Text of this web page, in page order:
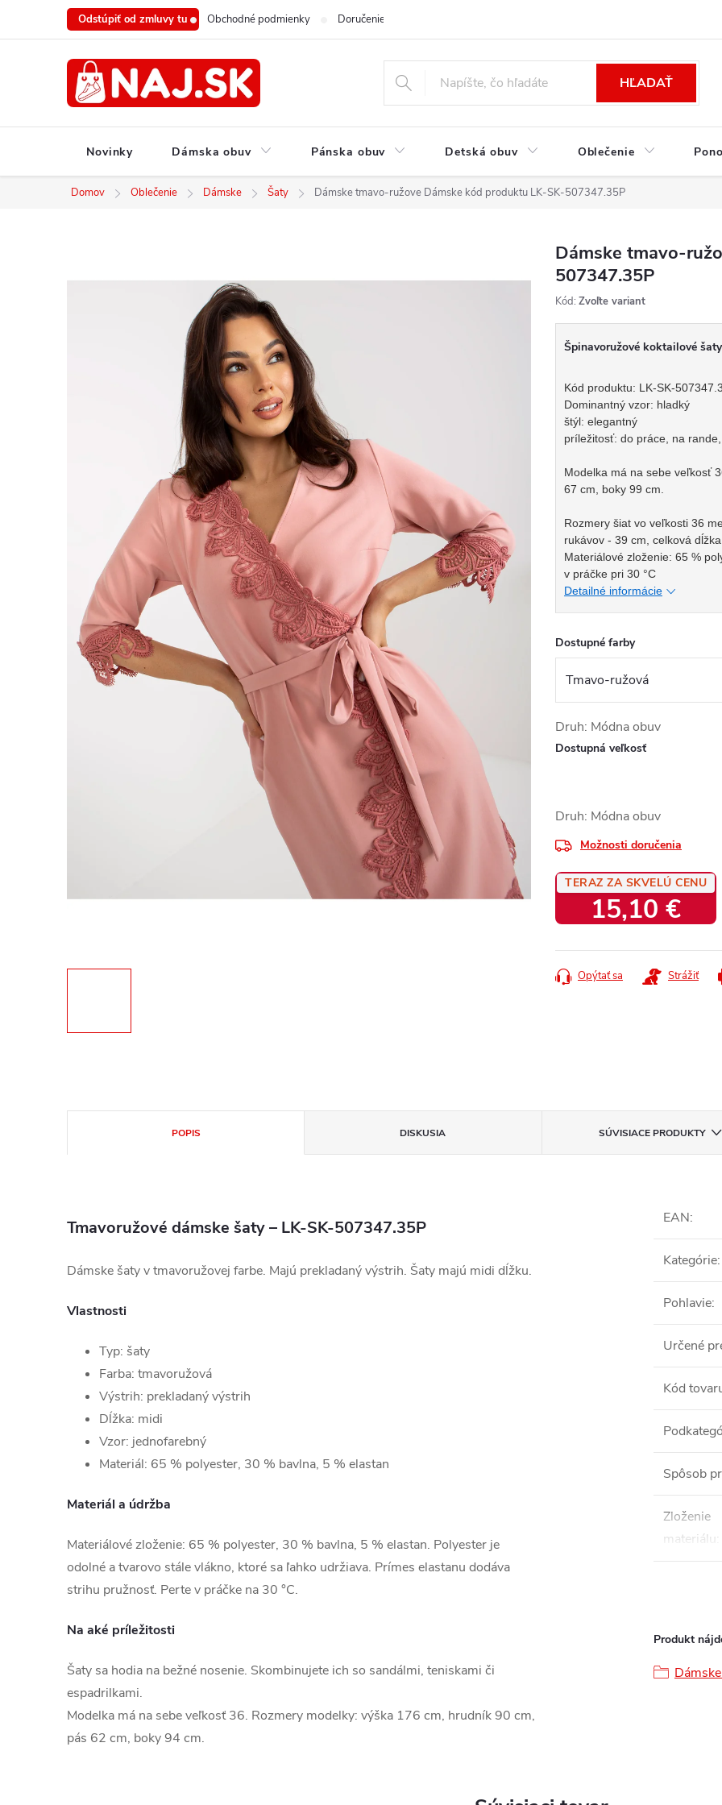
Odstúpiť od zmluvy tu Obchodné podmienky Doručenie a platba
HĽADAŤ
Novinky Dámska obuv Pánska obuv Detská obuv Oblečenie
Domov Oblečenie Dámske Šaty Dámske tmavo-ružove Dámske kód produktu LK-SK-507347.35P
Dámske tmavo-
507347.35P
Kód: Zvoľte variant
Špinavoružové koktailové
Kód produktu: LK-SK-
Dominantný vzor: hladký
štýl: elegantný
príležitosť: do práce, na
Modelka má na sebe veľkosť
67 cm, boky 99 cm.
Rozmery šiat vo veľkosti 36
rukávov - 39 cm, celková
Materiálové zloženie: 65 %
v práčke pri 30 °C
Detailné informácie
Dostupné farby
Druh: Módna obuv
Dostupná veľkosť
Druh: Módna obuv
Možnosti doručenia
TERAZ ZA SKVELÚ CENU
15,10 €
cena:
Opýtať sa Strážiť
POPIS DISKUSIA SÚVISIACE PRODUKTY
Tmavoružové dámske šaty – LK-SK-507347.35P
Dámske šaty v tmavoružovej farbe. Majú prekladaný výstrih. Šaty majú midi dĺžku.
Vlastnosti
Typ: šaty
Farba: tmavoružová
Výstrih: prekladaný výstrih
Dĺžka: midi
Vzor: jednofarebný
Materiál: 65 % polyester, 30 % bavlna, 5 % elastan
Materiál a údržba
Materiálové zloženie: 65 % polyester, 30 % bavlna, 5 % elastan. Polyester je
odolné a tvarovo stále vlákno, ktoré sa ľahko udržiava. Prímes elastanu dodáva
strihu pružnosť. Perte v práčke na 30 °C.
Na aké príležitosti
Šaty sa hodia na bežné nosenie. Skombinujete ich so sandálmi, teniskami či
espadrilkami.
Modelka má na sebe veľkosť 36. Rozmery modelky: výška 176 cm, hrudník 90 cm,
pás 62 cm, boky 94 cm.
EAN:
Kategórie:
Pohlavie:
Určené
Kód
Spôsob
Zloženie
materiálu :
Produkt